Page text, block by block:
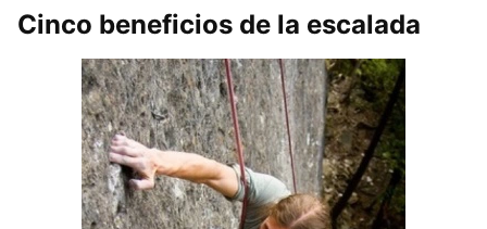
Cinco beneficios de la escalada